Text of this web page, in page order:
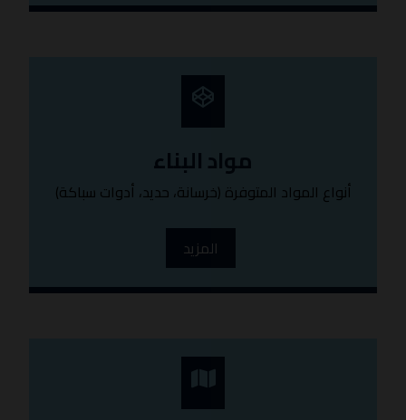
مواد البناء
أنواع المواد المتوفرة (خرسانة، حديد، أدوات سباكة)
المزيد